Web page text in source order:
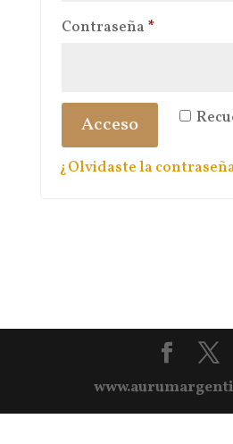
Contraseña *Obligatorio
Acceso
¿Olvidaste la